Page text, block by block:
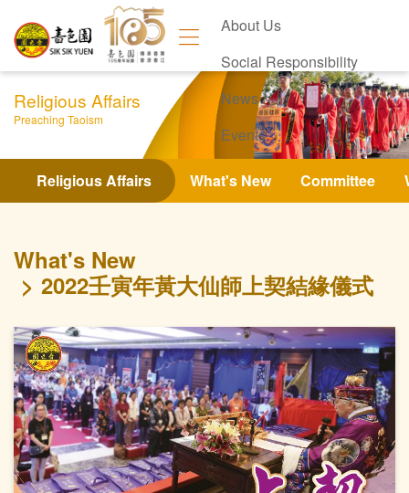
About Us
Social Responsibility
News
Events
Contact Us
Religious Affairs
Preaching Taoism
Religious Affairs What's New Committee
What's New
2022壬寅年黃大仙師上契結緣儀式